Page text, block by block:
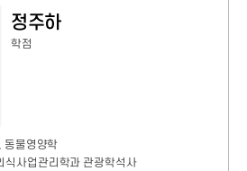
정주하
학점
동물영양학
식사업관리학과 관광학석사